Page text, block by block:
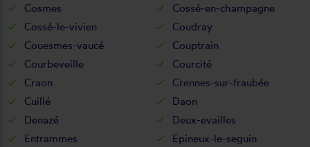
Cosmes
Cossé-en-champagne
Cossé-le-vivien
Coudray
Couesmes-vaucé
Couptrain
Courbeveille
Courcité
Craon
Crennes-sur-fraubée
Cuillé
Daon
Denazé
Deux-evailles
Entrammes
Epineux-le-seguin